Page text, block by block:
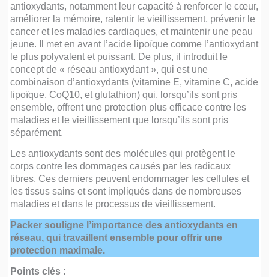
antioxydants, notamment leur capacité à renforcer le cœur,
améliorer la mémoire, ralentir le vieillissement, prévenir le
cancer et les maladies cardiaques, et maintenir une peau
jeune. Il met en avant l’acide lipoïque comme l’antioxydant
le plus polyvalent et puissant. De plus, il introduit le
concept de « réseau antioxydant », qui est une
combinaison d’antioxydants (vitamine E, vitamine C, acide
lipoïque, CoQ10, et glutathion) qui, lorsqu’ils sont pris
ensemble, offrent une protection plus efficace contre les
maladies et le vieillissement que lorsqu’ils sont pris
séparément.
Les antioxydants sont des molécules qui protègent le
corps contre les dommages causés par les radicaux
libres. Ces derniers peuvent endommager les cellules et
les tissus sains et sont impliqués dans de nombreuses
maladies et dans le processus de vieillissement.
Packer souligne l’importance des antioxydants en
réseau, qui travaillent ensemble pour offrir une
protection maximale.
Points clés :